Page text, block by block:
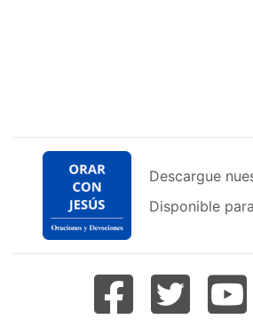
Descargue
Disponible para